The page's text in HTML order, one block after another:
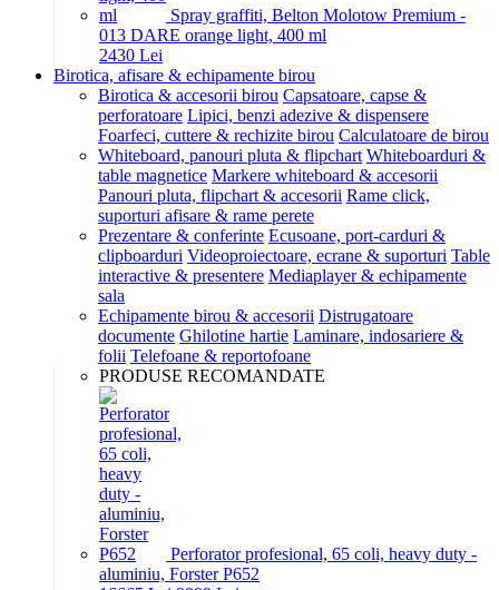
Spray graffiti, Belton Molotow Premium -
013 DARE orange light, 400 ml
2430 Lei
Birotica, afisare & echipamente birou
Birotica & accesorii birou Capsatoare, capse &
perforatoare Lipici, benzi adezive & dispensere
Foarfeci, cuttere & rechizite birou Calculatoare de birou
Whiteboard, panouri pluta & flipchart Whiteboarduri &
table magnetice Markere whiteboard & accesorii
Panouri pluta, flipchart & accesorii Rame click,
suporturi afisare & rame perete
Prezentare & conferinte Ecusoane, port-carduri &
clipboarduri Videoproiectoare, ecrane & suporturi Table
interactive & presentere Mediaplayer & echipamente
sala
Echipamente birou & accesorii Distrugatoare
documente Ghilotine hartie Laminare, indosariere &
folii Telefoane & reportofoane
PRODUSE RECOMANDATE
Perforator profesional, 65 coli, heavy duty -
aluminiu, Forster P652